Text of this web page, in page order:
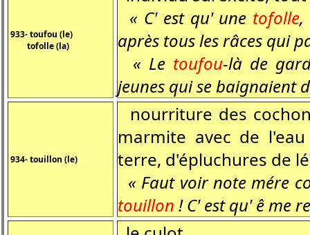
933- toufou (le)
tofolle (la)
« C' est qu' une tofolle,
après tous les râces qui
« Le toufou-là de
jeunes qui se baignaient
934- touillon (le)
nourriture des
marmite avec de
terre, d'épluchures de
« Faut voir note mére
touillon ! C' est qu' ê me